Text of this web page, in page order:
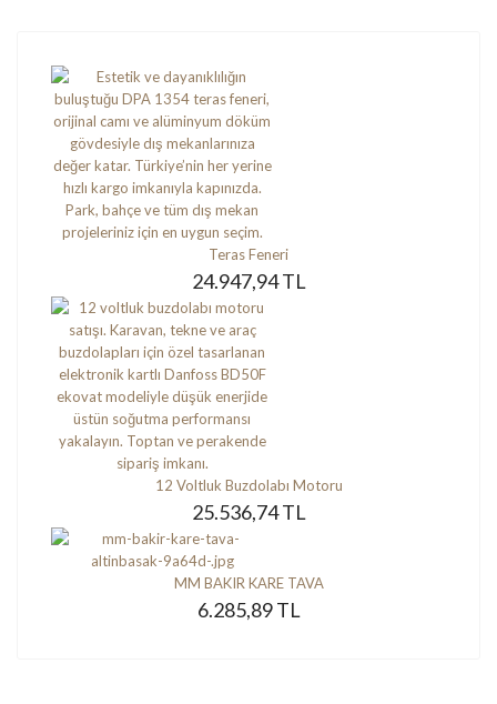
Teras Feneri
24.947,94 TL
12 Voltluk Buzdolabı Motoru
25.536,74 TL
MM BAKIR KARE TAVA
6.285,89 TL